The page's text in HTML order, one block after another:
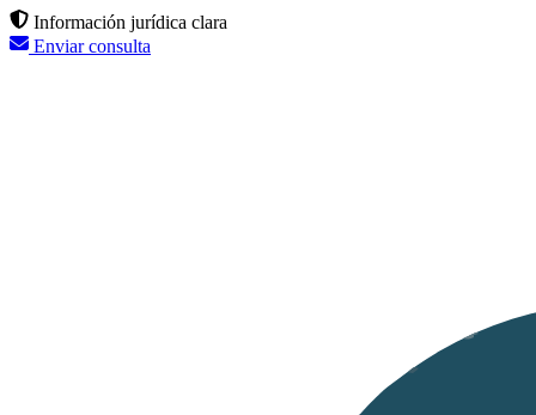
Información jurídica clara
Enviar consulta